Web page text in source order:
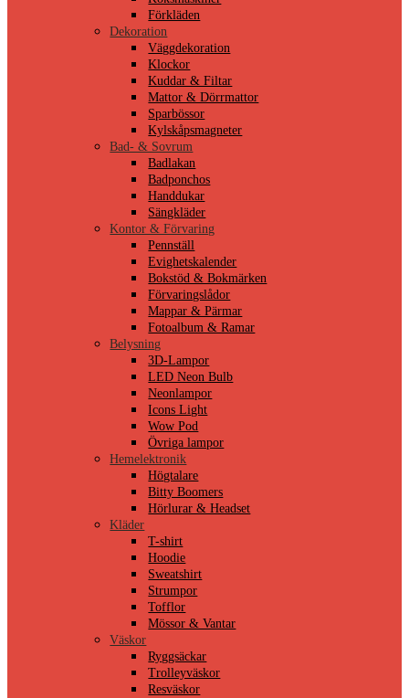
Förkläden
Dekoration
Väggdekoration
Klockor
Kuddar & Filtar
Mattor & Dörrmattor
Sparbössor
Kylskåpsmagneter
Bad- & Sovrum
Badlakan
Badponchos
Handdukar
Sängkläder
Kontor & Förvaring
Pennställ
Evighetskalender
Bokstöd & Bokmärken
Förvaringslådor
Mappar & Pärmar
Fotoalbum & Ramar
Belysning
3D-Lampor
LED Neon Bulb
Neonlampor
Icons Light
Wow Pod
Övriga lampor
Hemelektronik
Högtalare
Bitty Boomers
Hörlurar & Headset
Kläder
T-shirt
Hoodie
Sweatshirt
Strumpor
Tofflor
Mössor & Vantar
Väskor
Ryggsäckar
Trolleyväskor
Resväskor